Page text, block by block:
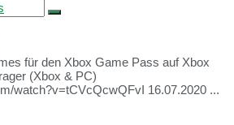
für den Xbox Game Pass auf Xbox
(Xbox & PC)
watch?v=tCVcQcwQFvI 16.07.2020 ...